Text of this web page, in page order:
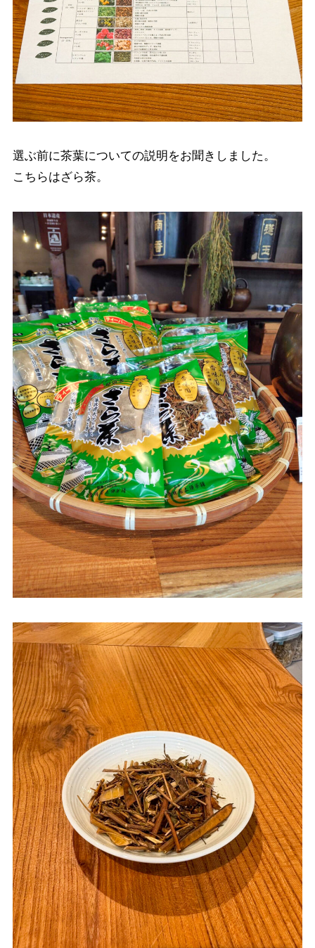
選ぶ前に茶葉についての説明をお聞きしました。
こちらはざら茶。